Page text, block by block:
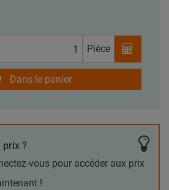
Pièce
Dans le panier
prix ?
vous pour accéder aux prix
!